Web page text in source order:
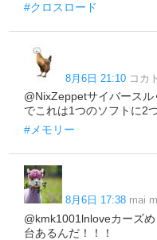
#クロスロード
8月6日 21:10 コカ
@NixZeppetサイバース
でこれは1つのソフトに2
#メモリー
8月6日 17:38 mai
@kmk1001lnloveカーズ
台あるんだ！！！